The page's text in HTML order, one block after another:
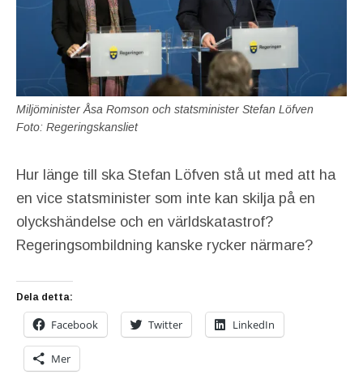
Miljöminister Åsa Romson och statsminister Stefan Löfven
Foto: Regeringskansliet
Hur länge till ska Stefan Löfven stå ut med att ha
en vice statsminister som inte kan skilja på en
olyckshändelse och en världskatastrof?
Regeringsombildning kanske rycker närmare?
Dela detta:
Facebook Twitter LinkedIn
Mer